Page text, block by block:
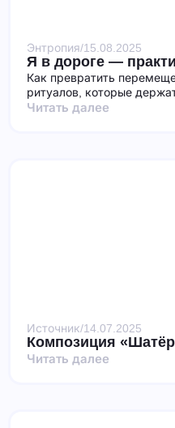
Энтропия/15.08.2025
Я в дороге —
Как превратить
ритуалов, которые
Читать далее
Источник/14.07.2025
Композиция
Читать далее